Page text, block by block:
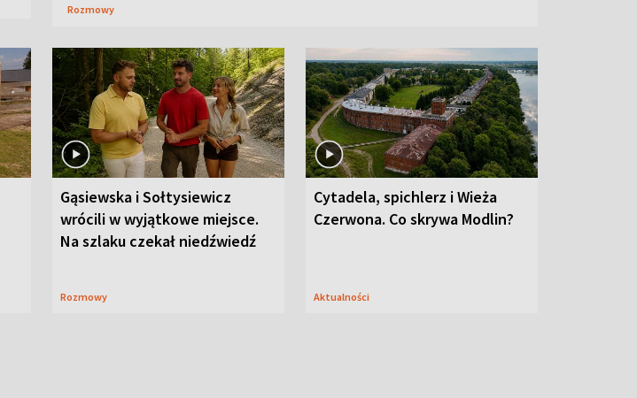
Rozmowy
Gąsiewska i Sołtysiewicz
wrócili w wyjątkowe miejsce.
Na szlaku czekał niedźwiedź
Rozmowy
Cytadela, spichlerz i Wieża
Czerwona. Co skrywa Modlin?
Aktualności